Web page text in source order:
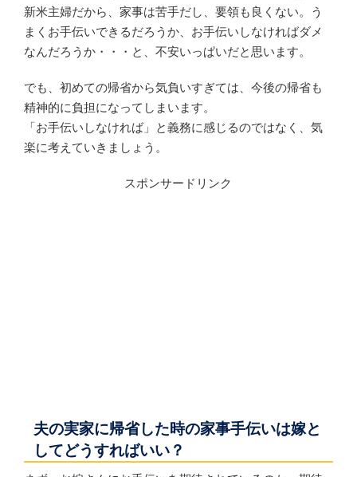
新米主婦だから、家事は苦手だし、要領も良くない。う
まくお手伝いできるだろうか、お手伝いしなければダメ
なんだろうか・・・と、不安いっぱいだと思います。
でも、初めての帰省から気負いすぎては、今後の帰省も
精神的に負担になってしまいます。
「お手伝いしなければ」と義務に感じるのではなく、気
楽に考えていきましょう。
スポンサードリンク
夫の実家に帰省した時の家事手伝いは嫁と
してどうすればいい？